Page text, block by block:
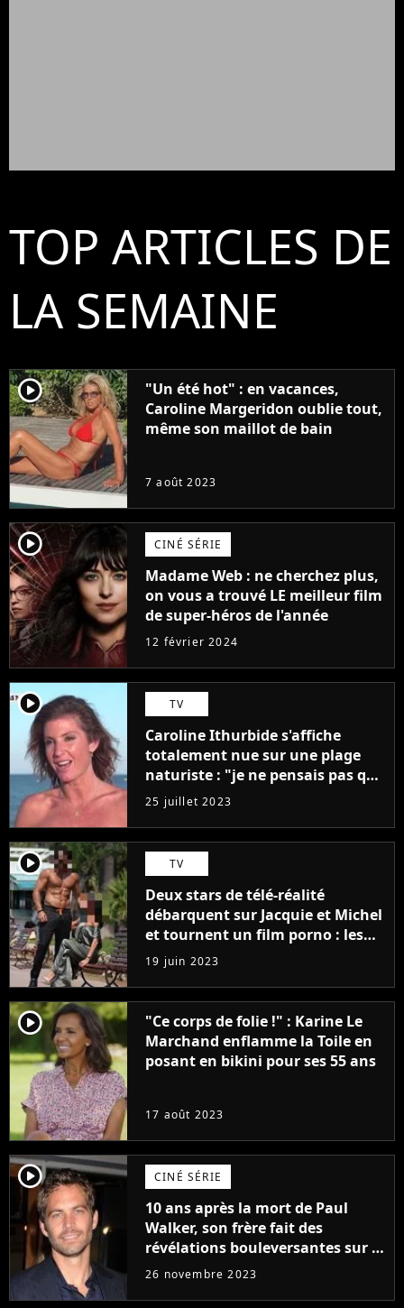
TOP ARTICLES DE
LA SEMAINE
player2
"Un été hot" : en vacances,
Caroline Margeridon oublie tout,
même son maillot de bain
7 août 2023
player2 CINÉ SÉRIE
Madame Web : ne cherchez plus,
on vous a trouvé LE meilleur film
de super-héros de l'année
12 février 2024
player2 TV
Caroline Ithurbide s'affiche
totalement nue sur une plage
naturiste : "je ne pensais pas que
j'arriverais à le faire..."
25 juillet 2023
player2 TV
Deux stars de télé-réalité
débarquent sur Jacquie et Michel
et tournent un film porno : les
premières images du tournage
(exclu)
19 juin 2023
player2
"Ce corps de folie !" : Karine Le
Marchand enflamme la Toile en
posant en bikini pour ses 55 ans
17 août 2023
player2 CINÉ SÉRIE
10 ans après la mort de Paul
Walker, son frère fait des
révélations bouleversantes sur la
réaction des acteurs de Fast and
26 novembre 2023